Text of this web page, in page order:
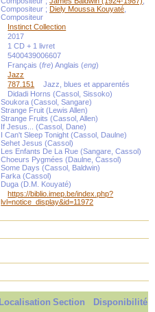
Compositeur ;Diely Moussa Kouyaté
Compositeur
Instinct Collection
2017
1 CD + 1 livret
5400439006607
Français (fre) Anglais (eng)
Jazz
787.151
Jazz, blues et apparentés
Didadi Horns (Cassol, Sissoko)
Soukora (Cassol, Sangare)
Strange Fruit (Lewis Allen)
Strange Fruits (Cassol, Allen)
If Jesus... (Cassol, Dane)
I Can't Sleep Tonight (Cassol, Daulne)
Sehet Jesus (Cassol)
Les Enfants De La Rue (Sangare, Cassol)
Choeurs Pygmées (Daulne, Cassol)
Some Days (Cassol, Baldwin)
Farka (Cassol)
Duga (D.M. Kouyaté)
https://biblio.imep.be/index.php?
lvl=notice_display&id=11972
Localisation Section Disponibilité